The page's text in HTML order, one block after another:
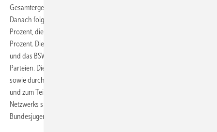
Gesamtergebnisses die meisten Stimmen junger Menschen erhalten.
Danach folgen die SPD mit 17,9 Prozent, die CDU/CSU mit 15,7
Prozent, die AfD mit 15,5 Prozent und Bündnis 90/Die Grünen mit 12,5
Prozent. Die Tierschutzpartei erhielt 3,8 Prozent, die FDP 3,4 Prozent
und das BSW 3,4 Prozent. 7 Prozent entfallen zudem auf weitere
Parteien. Die U18-Wahlen werden von einem Unterstützernetzwerk
sowie durch Koordinierungsstellen in den Bundesländern, Regionen
und zum Teil Kommunen beraten, vernetzt und unterstützt. Träger des
Netzwerks sind das Deutsche Kinderhilfswerk, der Deutsche
Bundesjugendring, Landesjugendringe sowie viele Jugendverbände.